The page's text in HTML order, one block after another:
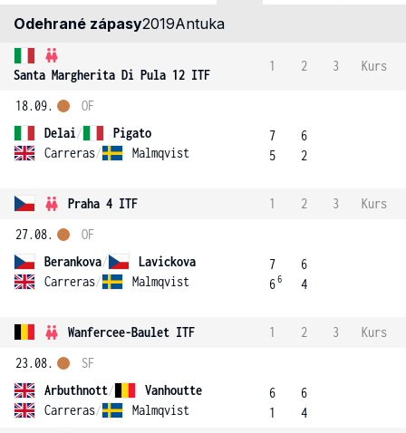
Odehrané zápasy2019Antuka
Santa Margherita Di Pula 12 ITF
1 2 3 Kurs
18.09.
Delai/
Pigato
Carreras/ Malmqvist
OF
7
5
6
2
Praha 4 ITF 1 2 3
Kurs
27.08.
Berankova/
Lavickova
Carreras/ Malmqvist
OF
7
66
6
4
Wanfercee-Baulet ITF 1 2 3
Kurs
23.08.
Arbuthnott/
Vanhoutte
Carreras/ Malmqvist
SF
6
1
6
4